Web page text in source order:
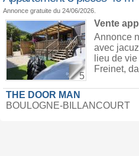
Annonce gratuite du 24/06/2026.
5
Vente
Annonce
avec
lieu de
Freinet,
THE DOOR MAN
BOULOGNE-BILLANCOURT